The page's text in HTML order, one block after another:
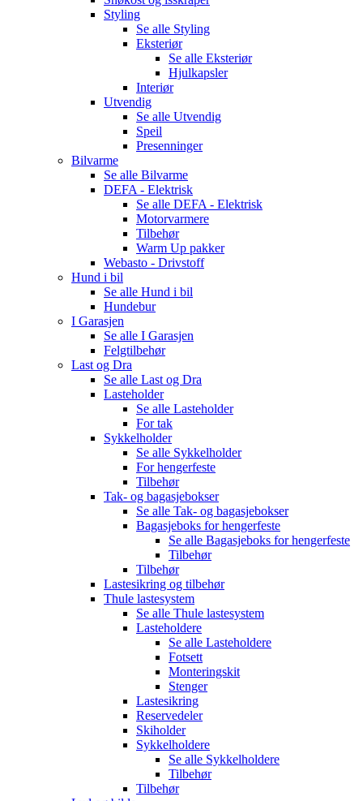
Styling
Se alle Styling
Eksteriør
Se alle Eksteriør
Hjulkapsler
Interiør
Utvendig
Se alle Utvendig
Speil
Presenninger
Bilvarme
Se alle Bilvarme
DEFA - Elektrisk
Se alle DEFA - Elektrisk
Motorvarmere
Tilbehør
Warm Up pakker
Webasto - Drivstoff
Hund i bil
Se alle Hund i bil
Hundebur
I Garasjen
Se alle I Garasjen
Felgtilbehør
Last og Dra
Se alle Last og Dra
Lasteholder
Se alle Lasteholder
For tak
Sykkelholder
Se alle Sykkelholder
For hengerfeste
Tilbehør
Tak- og bagasjebokser
Se alle Tak- og bagasjebokser
Bagasjeboks for hengerfeste
Se alle Bagasjeboks for hengerfeste
Tilbehør
Tilbehør
Lastesikring og tilbehør
Thule lastesystem
Se alle Thule lastesystem
Lasteholdere
Se alle Lasteholdere
Fotsett
Monteringskit
Stenger
Lastesikring
Reservedeler
Skiholder
Sykkelholdere
Se alle Sykkelholdere
Tilbehør
Tilbehør